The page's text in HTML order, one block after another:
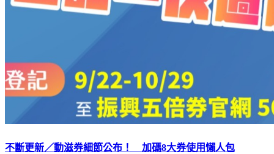
不斷更新／動滋券細節公布！ 加碼8大券使用懶人包